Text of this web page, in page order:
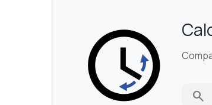
search